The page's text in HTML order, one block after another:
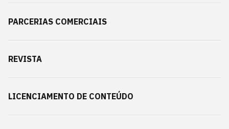
PARCERIAS COMERCIAIS
REVISTA
LICENCIAMENTO DE CONTEÚDO